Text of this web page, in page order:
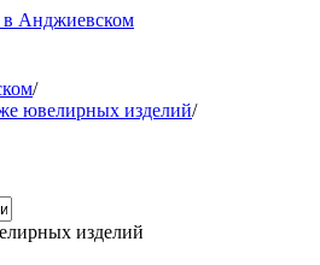
в Анджиевском
/
ювелирных изделий/
изделий